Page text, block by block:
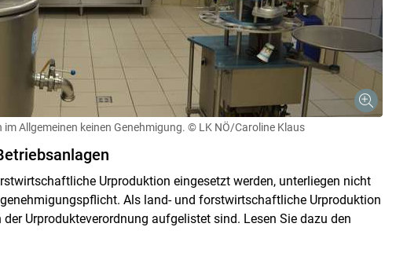
Skip to main content
Allgemeinen keinen Genehmigung. © LK NÖ/Caroline Klaus
Urproduktion eingesetzt werden, unterliegen nicht
Als land- und forstwirtschaftliche Urproduktion
Urprodukteverordnung aufgelistet sind. Lesen Sie dazu den